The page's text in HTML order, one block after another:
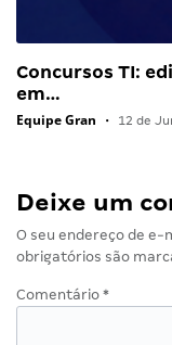
Concursos TI:
em…
Equipe Gran • 12 de
Deixe um
O seu endereço de e-
obrigatórios são
Comentário *